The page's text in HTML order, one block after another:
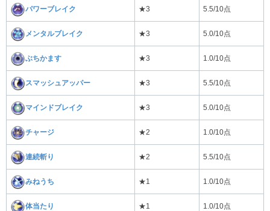
パワーブレイク ★3 5.5/10点
メンタルブレイク ★3 5.0/10点
ぶちかます ★3 1.0/10点
スマッシュアッパー ★3 5.5/10点
マインドブレイク ★3 5.0/10点
チャージ ★2 1.0/10点
連続斬り ★2 5.5/10点
みねうち ★1 1.0/10点
体当たり ★1 1.0/10点